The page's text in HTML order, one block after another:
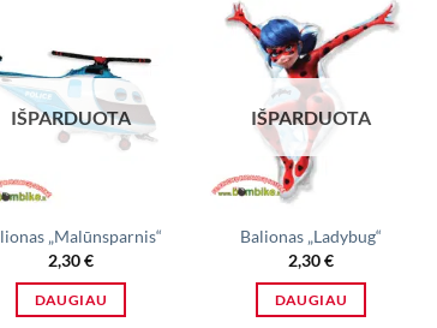
variants.
The
options
on
the
product
page
IŠPARDUOTA
„Malūnsparnis“
2,30€
DAUGIAU
IŠPARDUOTA
Balionas „Ladybug“
2,30€
DAUGIAU